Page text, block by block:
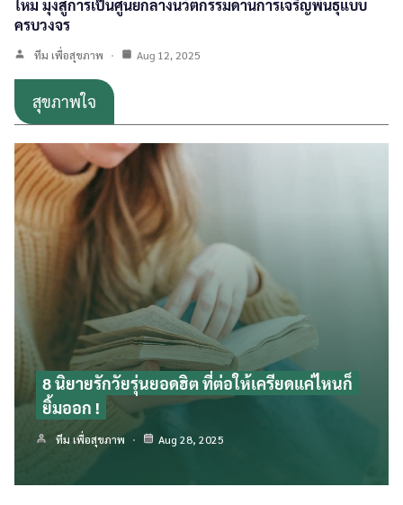
ใหม่ มุ่งสู่การเป็นศูนย์กลางนวัตกรรมด้านการเจริญพันธุ์แบบ
ครบวงจร
ทีม เพื่อสุขภาพ Aug 12, 2025
สุขภาพใจ
8 นิยายรักวัยรุ่นยอดฮิต ที่ต่อให้เครียดแค่ไหนก็
ยิ้มออก !
ทีม เพื่อสุขภาพ Aug 28, 2025